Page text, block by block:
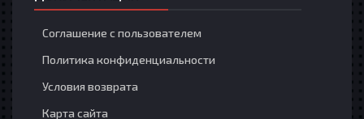
Соглашение с пользователем
Политика конфиденциальности
Условия возврата
Карта сайта